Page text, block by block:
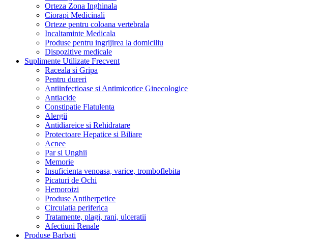
Orteza Zona Inghinala
Ciorapi Medicinali
Orteze pentru coloana vertebrala
Incaltaminte Medicala
Produse pentru ingrijirea la domiciliu
Dispozitive medicale
Suplimente Utilizate Frecvent
Raceala si Gripa
Pentru dureri
Antiinfectioase si Antimicotice Ginecologice
Antiacide
Constipatie Flatulenta
Alergii
Antidiareice si Rehidratare
Protectoare Hepatice si Biliare
Acnee
Par si Unghii
Memorie
Insuficienta venoasa, varice, tromboflebita
Picaturi de Ochi
Hemoroizi
Produse Antiherpetice
Circulatia periferica
Tratamente, plagi, rani, ulceratii
Afectiuni Renale
Produse Barbati